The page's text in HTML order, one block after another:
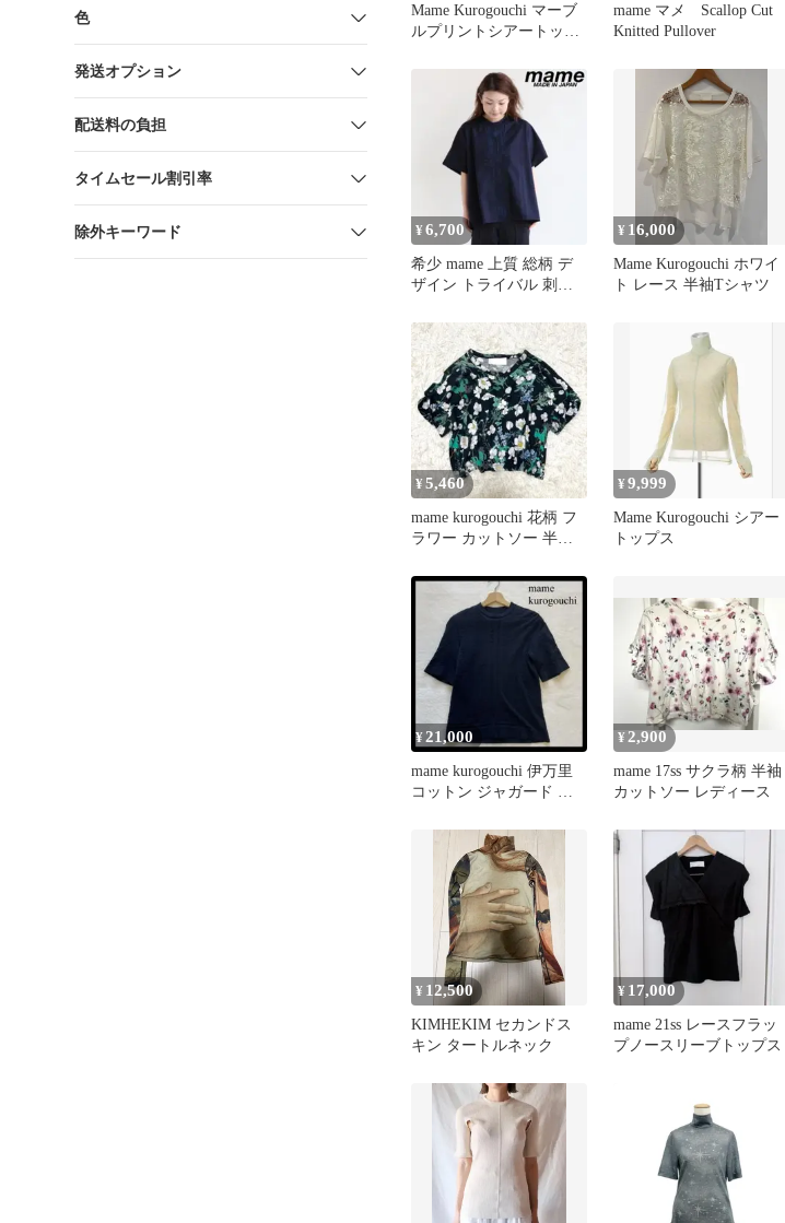
色
発送オプション
配送料の負担
タイムセール割引率
除外キーワード
Mame Kurogouchi マーブ
ルプリントシアートップ
mame マメ Scallop Cut
Knitted Pullover
¥6,700
希少 mame 上質 総柄 デ
ザイン トライバル 刺繍
¥ 16,000
Mame Kurogouchi ホワイ
ト レース 半袖Tシャツ
¥5,460
mame kurogouchi 花柄 フ
ラワー カットソー 半袖
¥9,999
Mame Kurogouchi シアー
トップス
¥21,000
mame kurogouchi 伊万里
コットン ジャガード ト
¥2,900
mame 17ss サクラ柄 半袖
カットソー レディース
¥ 12,500
KIMHEKIM セカンドス
キン タートルネック
¥ 17,000
mame 21ss レースフラッ
プノースリーブトップス